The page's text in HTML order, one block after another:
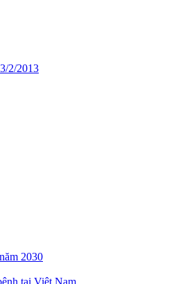
2/2013
2030
tại Việt Nam